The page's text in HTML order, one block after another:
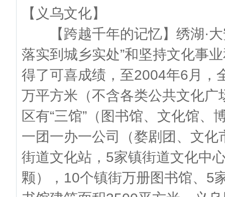
【义乌文化】
【跨越千年的记忆】绣湖·大
落实到城乡实处”和坚持文化事
得了可喜成绩，至2004年6月，
万平方米（不含各类公共文化
区有“三馆”（图书馆、文化馆
一团一办一公司（婺剧团、文
街道文化站，5家镇街道文化中
颗），10个镇街万册图书馆、5